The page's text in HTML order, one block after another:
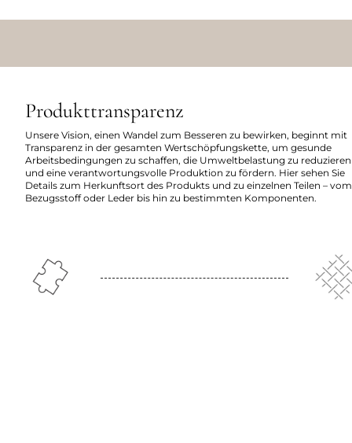
Produkttransparenz
Unsere Vision, einen Wandel zum Besseren zu bewirken, beginnt mit
Transparenz in der gesamten Wertschöpfungskette, um gesunde
Arbeitsbedingungen zu schaffen, die Umweltbelastung zu reduzieren
und eine verantwortungsvolle Produktion zu fördern. Hier sehen Sie
Details zum Herkunftsort des Produkts und zu einzelnen Teilen – vom
Bezugsstoff oder Leder bis hin zu bestimmten Komponenten.